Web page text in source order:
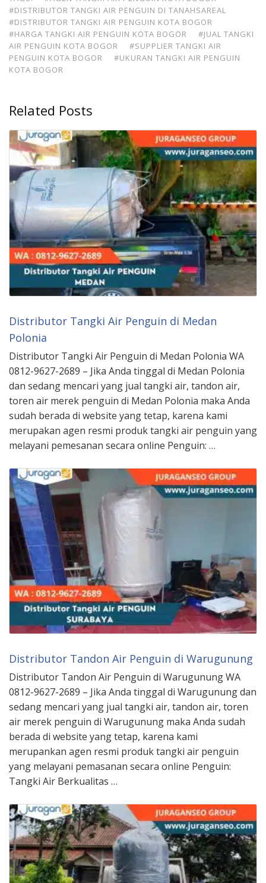
#DISTRIBUTOR TANGKI AIR PENGUIN DI TANAHSAREAL
#DISTRIBUTOR TANGKI AIR PENGUIN KOTA BOGOR
#HARGA TANGKI AIR PENGUIN KOTA BOGOR
#JUAL TANGKI
AIR PENGUIN KOTA BOGOR
#SUPPLIER TANGKI AIR
PENGUIN KOTA BOGOR
#UKURAN TANGKI AIR PENGUIN
KOTA BOGOR
Related Posts
Distributor Tangki Air Penguin di Medan
Polonia
Distributor Tangki Air Penguin di Medan Polonia WA
0812-9627-2689 – Jika Anda tinggal di Medan Polonia
dan sedang mencari yang jual tangki air, tandon air,
toren air merek penguin di Medan Polonia maka Anda
sudah berada di website yang tetap, karena kami
merupakan agen resmi produk tangki air penguin yang
melayani pemesanan secara online Penguin: …
Distributor Tandon Air Penguin di Warugunung
Distributor Tandon Air Penguin di Warugunung WA
0812-9627-2689 – Jika Anda tinggal di Warugunung dan
sedang mencari yang jual tangki air, tandon air, toren
air merek penguin di Warugunung maka Anda sudah
berada di website yang tetap, karena kami
merupankan agen resmi produk tangki air penguin
yang melayani pemasanan secara online Penguin:
Tangki Air Berkualitas …